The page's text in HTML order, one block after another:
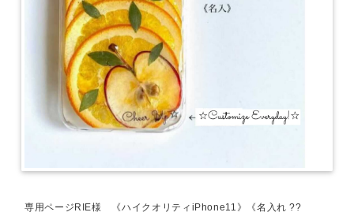
専用ページRIE様 《ハイクオリティiPhone11》《名入れ ??